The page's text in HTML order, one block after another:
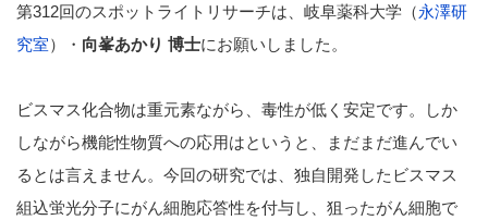
第312回のスポットライトリサーチは、岐阜薬科大学（永澤研
究室）・ 向峯あかり 博士にお願いしました。
ビスマス化合物は重元素ながら、毒性が低く安定です。しか
しながら機能性物質への応用はというと、まだまだ進んでい
るとは言えません。今回の研究では、独自開発したビスマス
組込蛍光分子にがん細胞応答性を付与し、狙ったがん細胞で